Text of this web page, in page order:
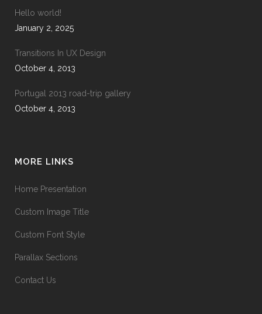
Hello world!
January 2, 2025
Transitions In UX Design
October 4, 2013
Portugal 2013 road-trip gallery
October 4, 2013
MORE LINKS
Home Presentation
Custom Image Title
Custom Font Style
Parallax Sections
Contact Us